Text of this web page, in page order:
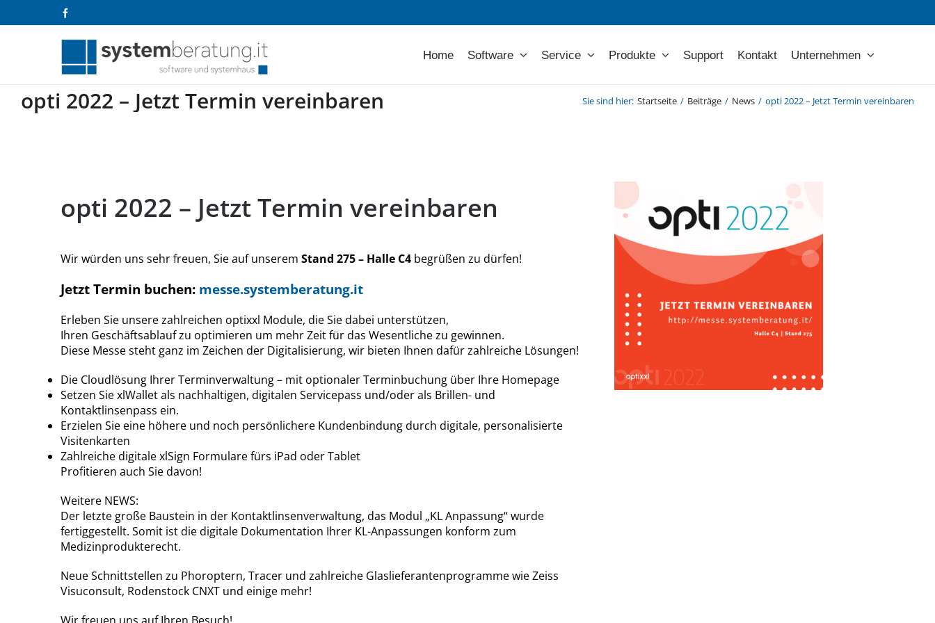
Inhalt
Home Software Service Produkte Support Kontakt Unternehmen
opti 2022 – Jetzt Termin vereinbaren Sie sind hier: Startseite / Beiträge / News / opti 2022 – Jetzt Termin vereinbaren
opti 2022 – Jetzt Termin vereinbaren
Wir würden uns sehr freuen, Sie auf unserem Stand 275 – Halle C4 begrüßen zu dürfen!
Jetzt Termin buchen: messe.systemberatung.it
Erleben Sie unsere zahlreichen optixxl Module, die Sie dabei unterstützen,
Ihren Geschäftsablauf zu optimieren um mehr Zeit für das Wesentliche zu gewinnen.
Diese Messe steht ganz im Zeichen der Digitalisierung, wir bieten Ihnen dafür zahlreiche Lösungen!
Die Cloudlösung Ihrer Terminverwaltung – mit optionaler Terminbuchung über Ihre Homepage
Setzen Sie xlWallet als nachhaltigen, digitalen Servicepass und/oder als Brillen- und
Kontaktlinsenpass ein.
Erzielen Sie eine höhere und noch persönlichere Kundenbindung durch digitale, personalisierte
Visitenkarten
Zahlreiche digitale xlSign Formulare fürs iPad oder Tablet
Profitieren auch Sie davon!
Weitere NEWS:
Der letzte große Baustein in der Kontaktlinsenverwaltung, das Modul „KL Anpassung“ wurde
fertiggestellt. Somit ist die digitale Dokumentation Ihrer KL-Anpassungen konform zum
Medizinprodukterecht.
Neue Schnittstellen zu Phoroptern, Tracer und zahlreiche Glaslieferantenprogramme wie Zeiss
Visuconsult, Rodenstock CNXT und einige mehr!